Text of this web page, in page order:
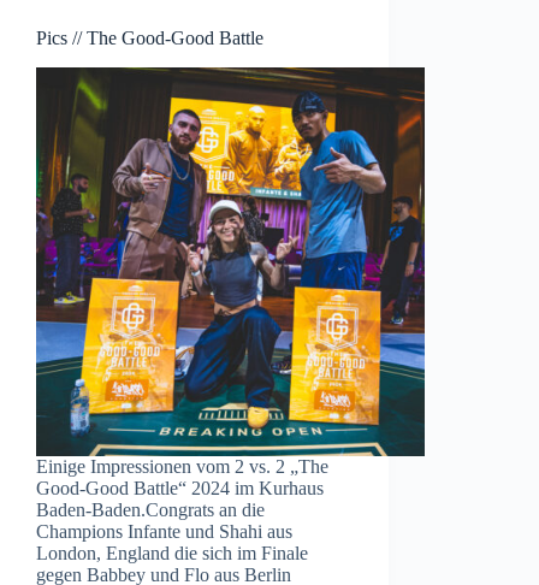
Pics // The Good-Good Battle
Einige Impressionen vom 2 vs. 2 „The
Good-Good Battle“ 2024 im Kurhaus
Baden-Baden.Congrats an die
Champions Infante und Shahi aus
London, England die sich im Finale
gegen Babbey und Flo aus Berlin